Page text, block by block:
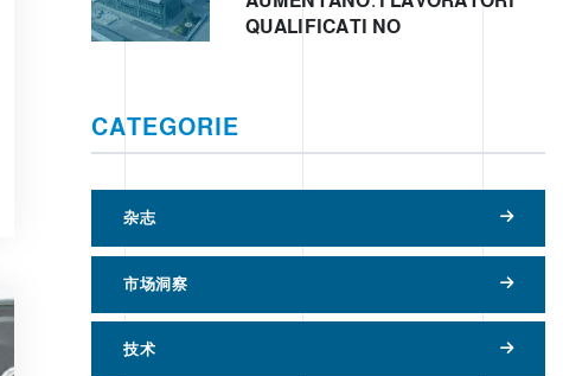
QUALIFICATI NO
CATEGORIE
杂志
市场洞察
技术